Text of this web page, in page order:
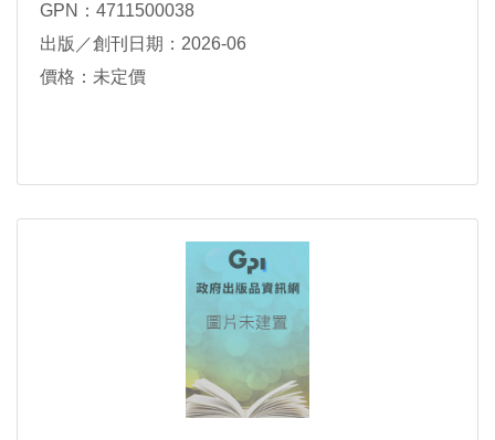
GPN：4711500038
出版／創刊日期：2026-06
價格：未定價